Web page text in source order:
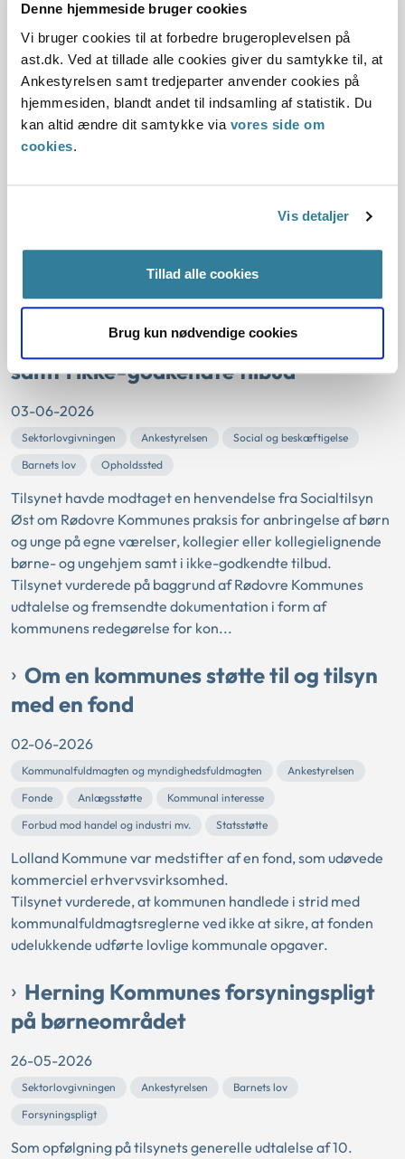
Denne hjemmeside bruger cookies
Vi bruger cookies til at forbedre brugeroplevelsen på
ast.dk. Ved at tillade alle cookies giver du samtykke til, at
Ankestyrelsen samt tredjeparter anvender cookies på
hjemmesiden, blandt andet til indsamling af statistik. Du
kan altid ændre dit samtykke via vores side om
cookies.
Vis detaljer
Tillad alle cookies
Brug kun nødvendige cookies
Sektorlovgivningen Ankestyrelsen Barnets lov
Godkendelse
Opholdssted
Tilsynet var blevet opmærksom på, at Aarhus Kommunes
praksis for brug af ikke-godkendte botilbud efter barnets
lov § 12, stk. 3 muligvis ikke var i overensstemmelse med
reglerne.
strid med reglerne i barnets lov om anbringelse af børn og
Rødovre Kommunes praksis for
anbringelse af børn og unge på egne
værelser, kollegier eller
kollegielignende børne- og ungehjem
samt i ikke-godkendte tilbud
03-06-2026
Sektorlovgivningen Ankestyrelsen
Social og beskæftigelse
Barnets lov
Opholdssted
Tilsynet havde modtaget en henvendelse fra Socialtilsyn
Øst om Rødovre Kommunes praksis for anbringelse af børn
og unge på egne værelser, kollegier eller kollegielignende
børne- og ungehjem samt i ikke-godkendte tilbud.
Tilsynet vurderede på baggrund af Rødovre Kommunes
udtalelse og fremsendte dokumentation i form af
kommunens redegørelse for kon...
Om en kommunes støtte til og tilsyn
med en fond
02-06-2026
Kommunalfuldmagten og myndighedsfuldmagten
Ankestyrelsen
Fonde
Anlægsstøtte
Kommunal interesse
Forbud mod handel og industri mv.
Statsstøtte
Lolland Kommune var medstifter af en fond, som udøvede
kommerciel erhvervsvirksomhed.
Tilsynet vurderede, at kommunen handlede i strid med
kommunalfuldmagtsreglerne ved ikke at sikre, at fonden
udelukkende udførte lovlige kommunale opgaver.
Herning Kommunes forsyningspligt
på børneområdet
26-05-2026
Sektorlovgivningen Ankestyrelsen
Barnets lov
Forsyningspligt
Som opfølgning på tilsynets generelle udtalelse af 10.